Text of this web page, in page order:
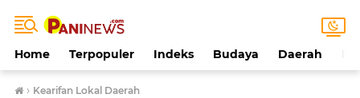
Home Terpopuler Indeks Budaya Daerah
› Kearifan Lokal Daerah